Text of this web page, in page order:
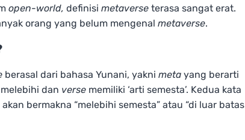
open-world, definisi metaverse terasa sangat erat.
orang yang belum mengenal metaverse.
berasal dari bahasa Yunani, yakni meta yang berarti
dan verse memiliki ‘arti semesta’. Kedua kata
bermakna “melebihi semesta” atau “di luar batas